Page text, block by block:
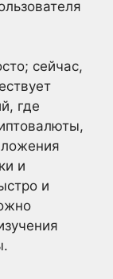
сейчас,
где
и
и